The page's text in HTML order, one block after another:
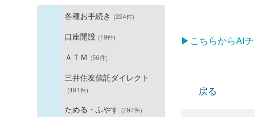
各種お手続き (224件)
口座開設 (19件)
ＡＴＭ (56件)
三井住友信託ダイレクト
(491件)
ためる・ふやす (297件)
▶こちらからAI
戻る